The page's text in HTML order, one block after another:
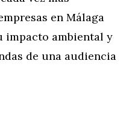
en Málaga
impacto ambiental y
de una audiencia